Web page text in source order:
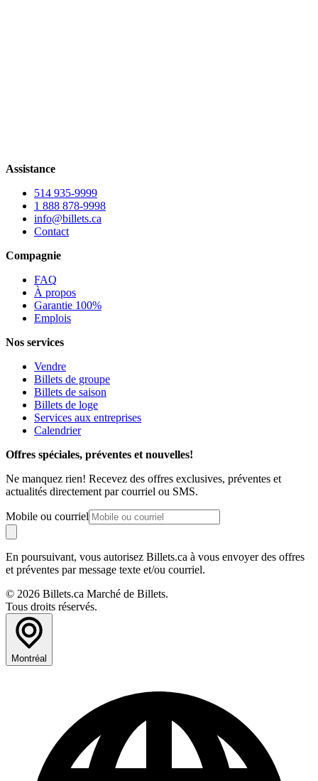
Assistance
514 935-9999
1 888 878-9998
info@billets.ca
Contact
Compagnie
FAQ
À propos
Garantie 100%
Emplois
Nos services
Vendre
Billets de groupe
Billets de saison
Billets de loge
Services aux entreprises
Calendrier
Offres spéciales, préventes et nouvelles!
Ne manquez rien! Recevez des offres exclusives, préventes et
actualités directement par courriel ou SMS.
Mobile ou courriel
En poursuivant, vous autorisez Billets.ca à vous envoyer des offres
et préventes par message texte et/ou courriel.
© 2026 Billets.ca Marché de Billets.
Tous droits réservés.
Montréal